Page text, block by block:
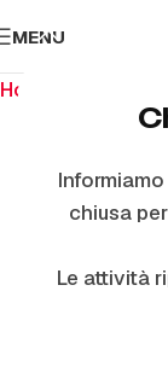
chiusa
Le attività
MENU
Home